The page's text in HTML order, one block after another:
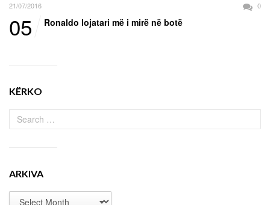
21/07/2016 0
05 Ronaldo lojatari më i mirë në botë
KËRKO
ARKIVA